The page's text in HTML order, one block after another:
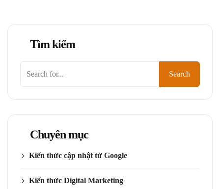
Tìm kiếm
Search
Chuyên mục
Kiến thức cập nhật từ Google
Kiến thức Digital Marketing